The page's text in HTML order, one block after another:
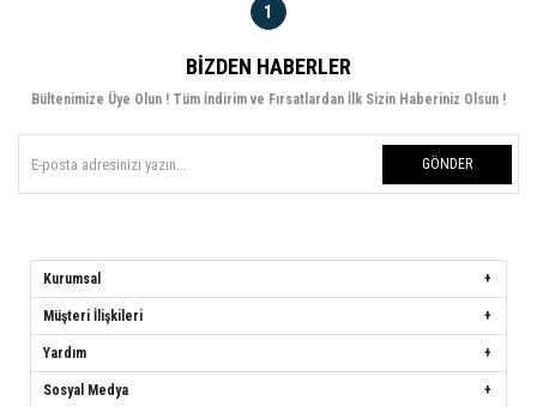
1
BIZDEN HABERLER
Bültenimize Üye Olun ! Tüm İndirim ve Fırsatlardan İlk Sizin Haberiniz Olsun !
GÖNDER
Kurumsal
Müşteri İlişkileri
Yardım
Sosyal Medya